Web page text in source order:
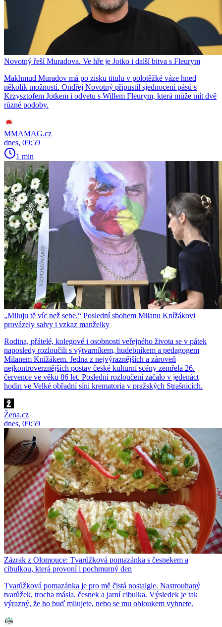
Novotný řeší Muradova. Ve hře je Jotko i další bitva s Fleurym
Makhmud Muradov má po zisku titulu v polotěžké váze hned
několik možností. Ondřej Novotný připustil sjednocení pásů s
Krzysztofem Jotkem i odvetu s Willem Fleurym, která může mít dvě
různé podoby.
MMAMAG.cz
dnes, 09:59
1 min
„Miluju tě víc než sebe.“ Poslední sbohem Milanu Knížákovi
provázely salvy i vzkaz manželky
Rodina, přátelé, kolegové i osobnosti veřejného života se v pátek
naposledy rozloučili s výtvarníkem, hudebníkem a pedagogem
Milanem Knížákem. Jedna z nejvýraznějších a zároveň
nejkontroverznějších postav české kulturní scény zemřela 26.
července ve věku 86 let. Poslední rozloučení začalo v jedenáct
hodin ve Velké obřadní síni krematoria v pražských Strašnicích.
Žena.cz
dnes, 09:59
Zázrak z Olomouce: Tvarůžková pomazánka s česnekem a
cibulkou, která provoní i pochmurný den
Tvarůžková pomazánka je pro mě čistá nostalgie. Nastrouhaný
tvarůžek, trocha másla, česnek a jarní cibulka. Výsledek je tak
výrazný, že ho buď milujete, nebo se mu obloukem vyhnete.